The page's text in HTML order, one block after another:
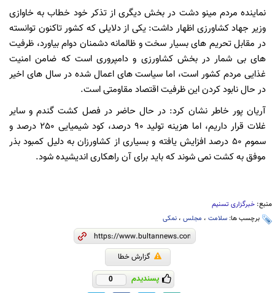
نماینده مردم مینو دشت در بخش دیگری از تذکر خود خطاب به خاوازی
وزیر جهاد کشاورزی اظهار داشت: یکی از دلایلی که کشور تاکنون توانسته
در مقابل تحریم های بسیار سخت و ظالمانه دشمنان دوام بیاورد، ظرفیت
های بی شمار در بخش کشاورزی و دامپروری است که ضامن امنیت
غذایی مردم کشور است، اما سیاست های اعمال شده در سال های اخیر
در حال نابود کردن این ظرفیت اقتصاد مقاومتی است.
آریان پور خاطر نشان کرد: در حال حاضر در فصل کشت گندم و سایر
غلات قرار داریم، اما هزینه تولید 90 درصد، کود شیمیایی 250 درصد و
سموم 50 درصد افزایش یافته و بسیاری از کشاورزان به دلیل کمبود بذر
موفق به کشت نمی شوند که باید برای آن راهکاری اندیشیده شود.
منبع: خبرگزاری تسنیم
برچسب ها: سلامت ، مجلس ، نمکی
گزارش خطا
پسندیدم 0